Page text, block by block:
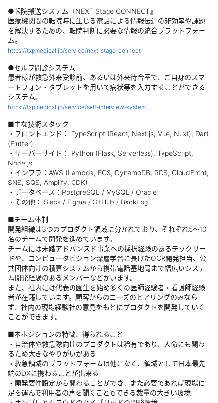
●転院搬送システム『NEXT Stage CONNECT』
医療機関間の転院時に生じる電話による情報伝達の非効率や課題
を解決するための、転院判断に必要な情報の統合プラットフォー
ム。
https://txpmedical.jp/service/next-stage-connect
●セルフ問診システム
患者様が救急外来受診前、あるいは外来待合室で、ご自身のスマ
ートフォン・タブレットを用いて病状等を入力することができる
システム。
https://txpmedical.jp/service/self-interview-system
■主な技術スタック
・フロントエンド： TypeScript (React, Next.js, Vue, Nuxt), Dart
(Flutter)
・サーバーサイド： Python (Flask, Serverless), TypeScript,
Node.js
・インフラ：AWS (Lambda, ECS, DynamoDB, RDS, CloudFront,
SNS, SQS, Amplify, CDK)
・データベース：PostgreSQL / MySQL / Oracle
・その他： Slack / Figma / GitHub / BackLog
■チーム体制
開発組織は3つのプロダクト領域に分かれており、それぞれ5〜10
名のチームで開発を進めています。
チームには未踏アドバンスド事業への採択経験のあるテックリー
ドや、コンピュータビジョン深層学習に長けたOCR開発担当、公
共団体向けの積算システムから携帯電話基地局まで幅広いシステ
ム開発経験のあるメンバーなどがいます。
また、社内には代表の園生を始め多くの医師経験者・看護師経験
者が在籍しています。顧客からのニーズのヒアリングのみなら
ず、社内の現場経験社の意見をもとにプロダクトを開発していく
ことができます。
■本ポジションの特徴、得られること
・自治体や救急隊向けのプロダクトは稀有であり、人命にも関わ
るため大きなやりがいがある
・救急領域のプラットフォームは他になく、領域として日本最先
端のDXに携わることが出来る
・開発要件設定から関わることができ、また必要であれば現場に
足を運んで利用者の声を聞くこともできる裁量の大きい環境